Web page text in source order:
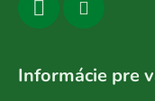
Informácie pre